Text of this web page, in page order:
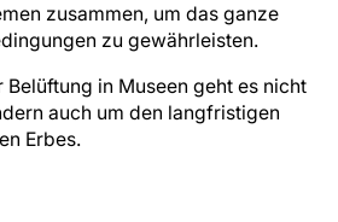
zusammen, um das ganze
zu gewährleisten.
in Museen geht es nicht
auch um den langfristigen
Erbes.